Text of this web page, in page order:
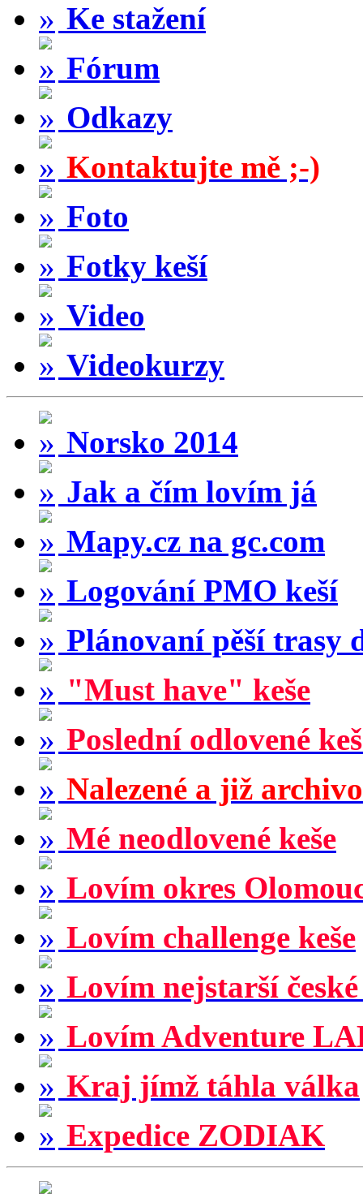
Ke stažení
Fórum
Odkazy
Kontaktujte mě ;-)
Foto
Fotky keší
Video
Videokurzy
Norsko 2014
Jak a čím lovím já
Mapy.cz na gc.com
Logování PMO keší
Plánovaní pěší trasy
"Must have" keše
Poslední odlovené
Nalezené a již
Mé neodlovené keše
Lovím okres
Lovím challenge keše
Lovím nejstarší české
Lovím Adventure
Kraj jímž táhla válka
Expedice ZODIAK